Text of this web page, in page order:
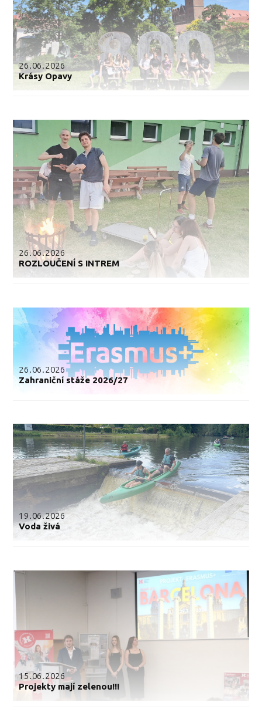
26.06.2026
Krásy Opavy
26.06.2026
ROZLOUČENÍ S INTREM
26.06.2026
Zahraniční stáže 2026/27
19.06.2026
Voda živá
15.06.2026
Projekty mají zelenou!!!